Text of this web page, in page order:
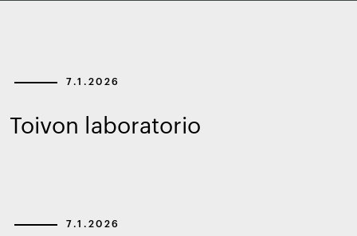
7.1.2026
Toivon laboratorio
7.1.2026